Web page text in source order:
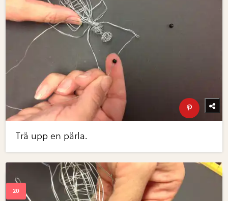
Trä upp en pärla.